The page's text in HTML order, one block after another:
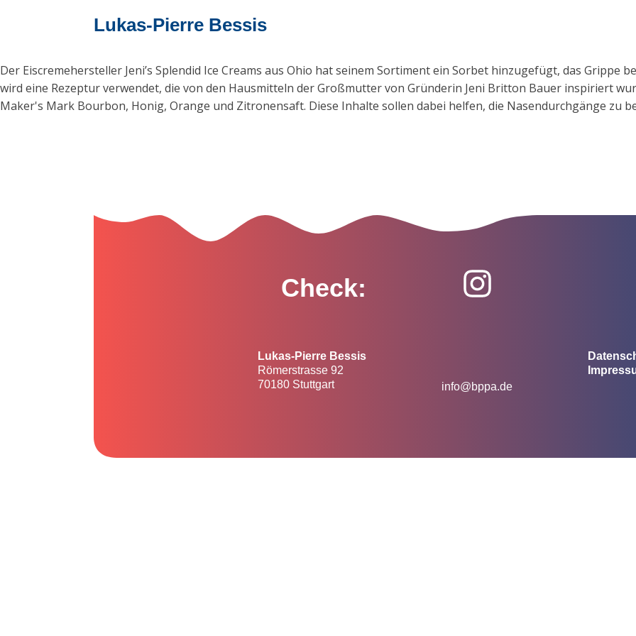
Lukas-Pierre Bessis
Der Eiscremehersteller Jeni’s Splendid Ice Creams aus Ohio hat seinem Sortiment ein Sorbet hinzugefügt, das Grippe
wird eine Rezeptur verwendet, die von den Hausmitteln der Großmutter von Gründerin Jeni Britton Bauer inspiriert
Maker's Mark Bourbon, Honig, Orange und Zitronensaft. Diese Inhalte sollen dabei helfen, die Nasendurchgänge zu
Check:
Lukas-Pierre Bessis
Römerstrasse 92
70180 Stuttgart
info@bppa.de